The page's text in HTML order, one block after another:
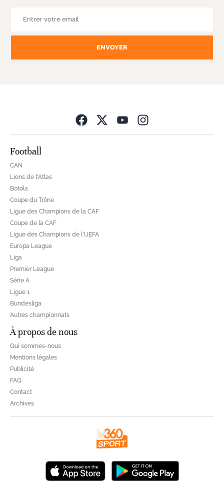
ENVOYER
Football
CAN
Lions de l'Atlas
Botola
Coupe du Trône
Ligue des Champions de la CAF
Coupe de la CAF
Ligue des Champions de l'UEFA
Europa League
Liga
Premier League
Série A
Ligue 1
Bundesliga
Autres championnats
À propos de nous
Qui sommes-nous
Mentions légales
Publicité
FAQ
Contact
Archives